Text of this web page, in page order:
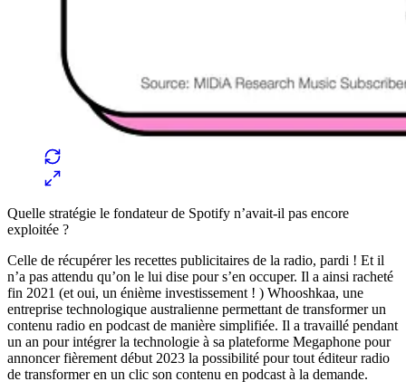
Quelle stratégie le fondateur de Spotify n’avait-il pas encore
exploitée ?
Celle de récupérer les recettes publicitaires de la radio, pardi ! Et il
n’a pas attendu qu’on le lui dise pour s’en occuper. Il a ainsi racheté
fin 2021 (et oui, un énième investissement ! ) Whooshkaa, une
entreprise technologique australienne permettant de transformer un
contenu radio en podcast de manière simplifiée. Il a travaillé pendant
un an pour intégrer la technologie à sa plateforme Megaphone pour
annoncer fièrement début 2023 la possibilité pour tout éditeur radio
de transformer en un clic son contenu en podcast à la demande.